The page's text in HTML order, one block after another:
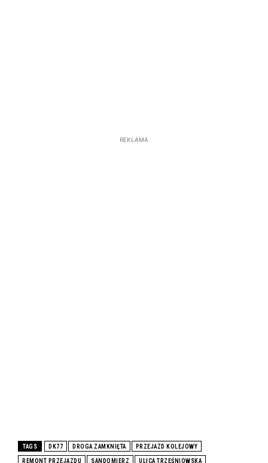
REKLAMA
TAGS DK77 DROGA ZAMKNIĘTA PRZEJAZD KOLEJOWY
REMONT PRZEJAZDU SANDOMIERZ ULICA TRZEŚNIOWSKA